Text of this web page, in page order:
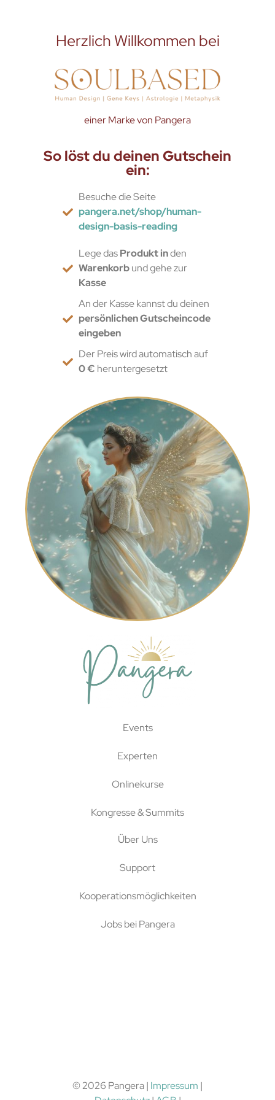
Herzlich Willkommen bei
einer Marke von Pangera
So löst du deinen Gutschein
ein:
Besuche die Seite
pangera.net/shop/human-
design-basis-reading
Lege dasProdukt inden
Warenkorbund gehe zur
Kasse
An der Kasse kannst du deinen
persönlichen Gutscheincode
eingeben
Der Preis wird automatisch auf
0 € heruntergesetzt
Events
Experten
Onlinekurse
Kongresse & Summits
Über Uns
Support
Kooperationsmöglichkeiten
Jobs bei Pangera
© 2026 Pangera | Impressum |